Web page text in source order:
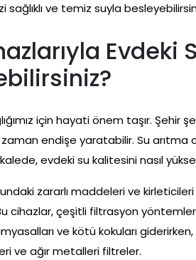
ve temiz suyla
Evdeki
için hayati önem taşır. Şehir
zaman endişe yaratabilir. Su arıtma
evdeki su kalitesini nasıl
zararlı maddeleri ve
cihazlar, çeşitli filtrasyon yöntemleri
ve kötü kokuları
ve ağır metalleri filtreler.